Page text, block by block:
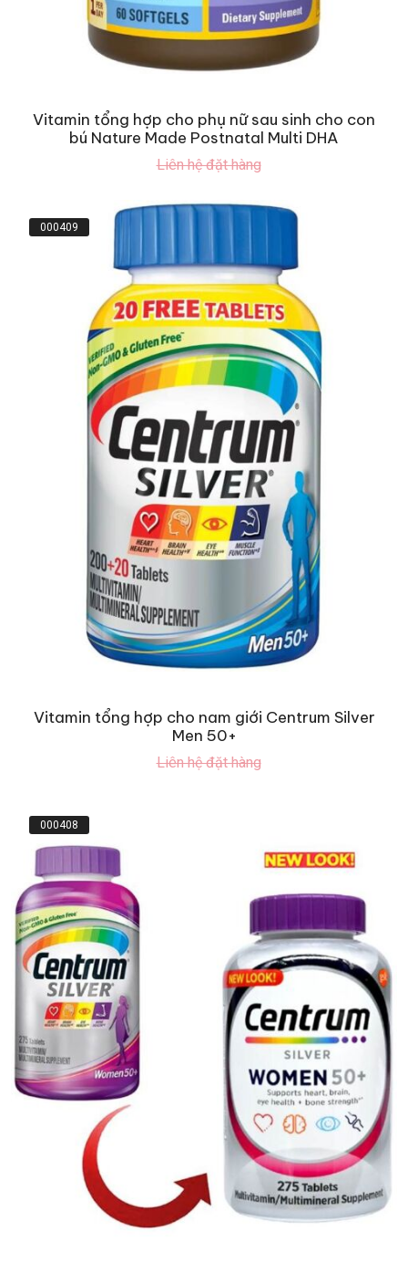
Vitamin tổng hợp cho phụ nữ sau sinh cho con
bú Nature Made Postnatal Multi DHA
Liên hệ đặt hàng
000409
Vitamin tổng hợp cho nam giới Centrum Silver
Men 50+
Liên hệ đặt hàng
000408